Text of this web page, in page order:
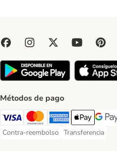
Métodos de pago
Visa Payment Method
Mastercard Payment Method
American Express
Apple Pay
Contra-reembolso
Contra-reembolso Payment Method
Transferencia
Transferencia